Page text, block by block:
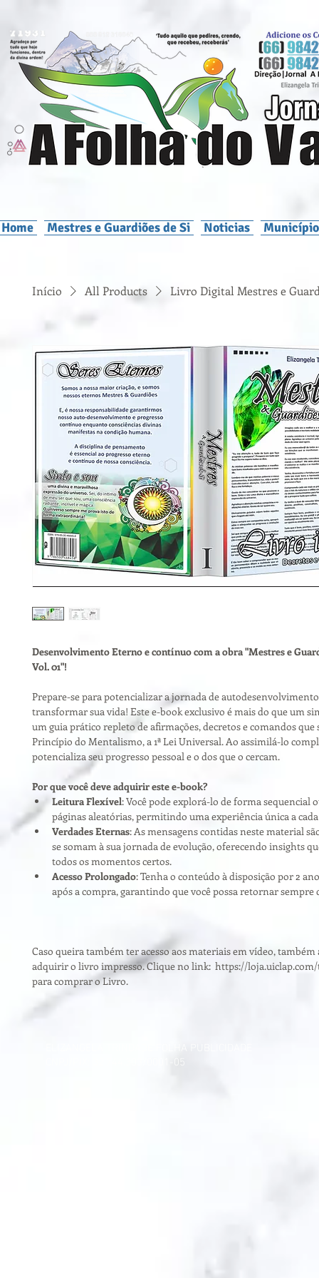
Home Mestres e Guardiões de Si Noticias
Início All Products Livro Digital Mestres e
Desenvolvimento Eterno e contínuo com a obra "Mestres e
Vol. 01"!
Prepare-se para potencializar a jornada de
transformar sua vida! Este e-book exclusivo é mais do que um
um guia prático repleto de afirmações, decretos e comandos que
Princípio do Mentalismo, a 1ª Lei Universal. Ao assimilá-lo
potencializa seu progresso pessoal e o dos que o cercam.
Por que você deve adquirir este e-book?
Leitura Flexível: Você pode explorá-lo de forma sequencial
páginas aleatórias, permitindo uma experiência única a
Verdades Eternas: As mensagens contidas neste material
se somam à sua jornada de evolução, oferecendo insights
todos os momentos certos.
Acesso Prolongado: Tenha o conteúdo à disposição por 2
após a compra, garantindo que você possa retornar sempre
Caso queira também ter acesso aos materiais em vídeo,
adquirir o livro impresso. Clique no link:  https://
para comprar o Livro.
CNPJ/PIX: 32.744.303/0001-05